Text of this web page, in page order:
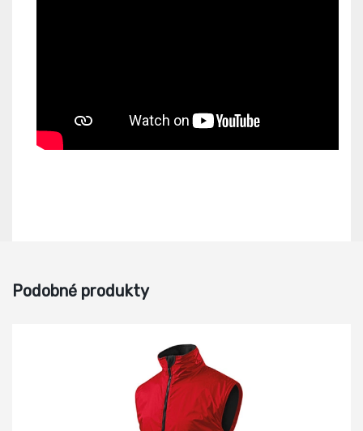
Podobné produkty